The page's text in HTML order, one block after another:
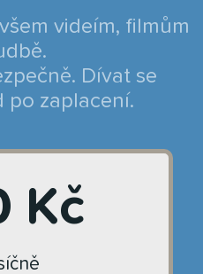
videím, filmům
Dívat se
po zaplacení.
Kč